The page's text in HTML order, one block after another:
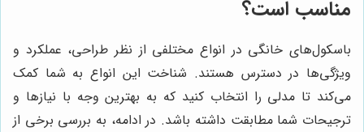
مناسب است؟
باسکول‌های خانگی در انواع مختلفی از نظر طراحی، عملکرد و
ویژگی‌ها در دسترس هستند. شناخت این انواع به شما کمک
می‌کند تا مدلی را انتخاب کنید که به بهترین وجه با نیازها و
ترجیحات شما مطابقت داشته باشد. در ادامه، به بررسی برخی از